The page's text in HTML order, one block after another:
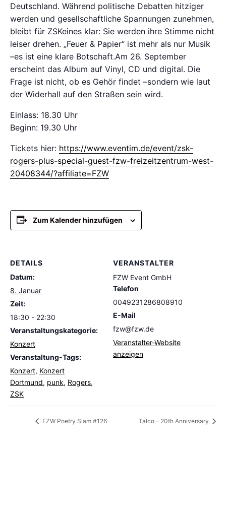
Deutschland. Während politische Debatten hitziger
werden und gesellschaftliche Spannungen zunehmen,
bleibt für ZSKeines klar: Sie werden ihre Stimme nicht
leiser drehen. „Feuer & Papier“ ist mehr als nur Musik
–es ist eine klare Botschaft.Am 26. September
erscheint das Album auf Vinyl, CD und digital. Die
Frage ist nicht, ob es Gehör findet –sondern wie laut
der Widerhall auf den Straßen sein wird.
Einlass: 18.30 Uhr
Beginn: 19.30 Uhr
Tickets hier: https://www.eventim.de/event/zsk-
rogers-plus-special-guest-fzw-freizeitzentrum-west-
20408344/?affiliate=FZW
Zum Kalender hinzufügen
DETAILS
Datum:
8. Januar
Zeit:
18:30 - 22:30
Veranstaltungskategorie:
Konzert
Veranstaltung-Tags:
Konzert, Konzert
Dortmund, punk, Rogers,
ZSK
VERANSTALTER
FZW Event GmbH
Telefon
0049231286808910
E-Mail
fzw@fzw.de
Veranstalter-Website
anzeigen
FZW Poetry Slam #126 Talco – 20th Anniversary